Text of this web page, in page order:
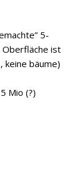
5-
Oberfläche ist
keine bäume)
Mio (?)